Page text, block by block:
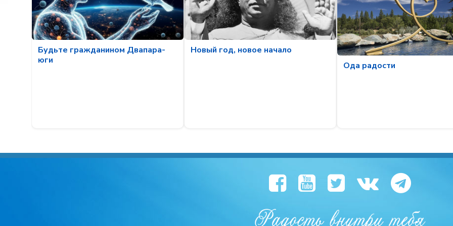
Будьте гражданином Двапара-
юги
Новый год, новое начало
Ода радости